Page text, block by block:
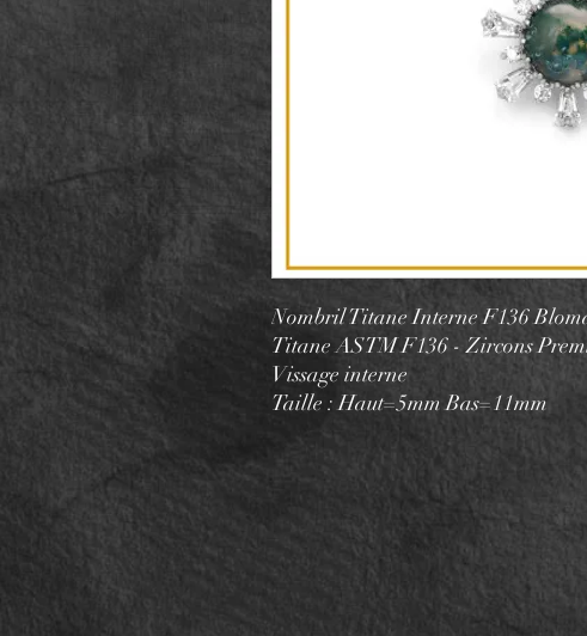
Nombril Titane Interne F136
Titane ASTM F136 - Zircons
Vissage interne
Taille : Haut=5mm Bas=11mm